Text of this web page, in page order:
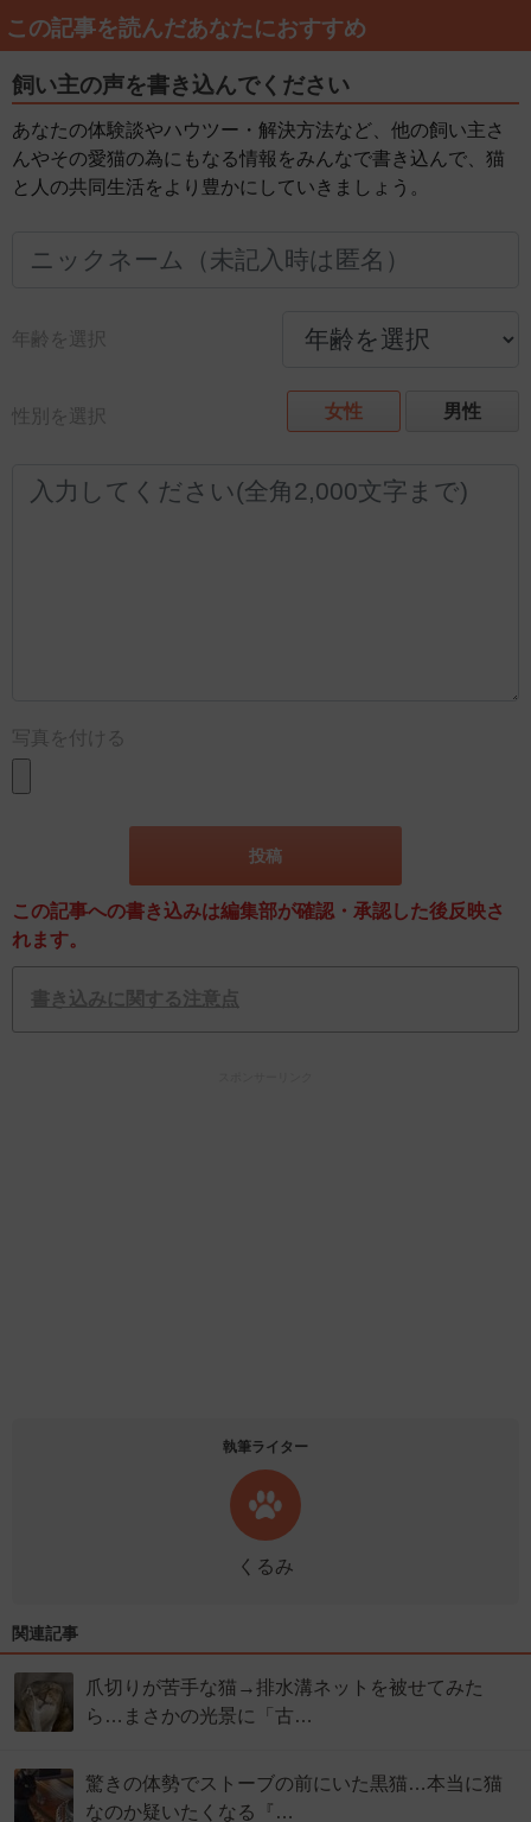
この記事を読んだあなたにおすすめ
飼い主の声を書き込んでください
あなたの体験談やハウツー・解決方法など、他の飼い主さ
んやその愛猫の為にもなる情報をみんなで書き込んで、猫
と人の共同生活をより豊かにしていきましょう。
年齢を選択
性別を選択 女性 男性
写真を付ける
この記事への書き込みは編集部が確認・承認した後反映さ
れます。
書き込みに関する注意点
執筆ライター
くるみ
関連記事
爪切りが苦手な猫→排水溝ネットを被せてみた
ら…まさかの光景に「古…
驚きの体勢でストーブの前にいた黒猫…本当に猫
なのか疑いたくなる『…